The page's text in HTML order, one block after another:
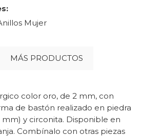
Mujer
MÁS PRODUCTOS
color oro, de 2 mm, con
de bastón realizado en piedra
mm) y circonita. Disponible en
Combínalo con otras piezas